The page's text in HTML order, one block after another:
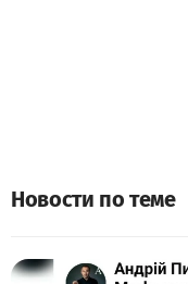
Новости по теме